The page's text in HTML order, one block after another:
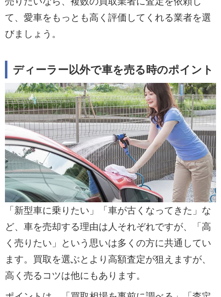
て、愛車をもっとも高く評価してくれる業者を選
びましょう。
ディーラー以外で車を売る時のポイント
「新型車に乗りたい」「車が古くなってきた」な
ど、車を売却する理由は人それぞれですが、「高
く売りたい」という思いは多くの方に共通してい
ます。買取を選ぶとより高額査定が狙えますが、
高く売るコツは他にもあります。